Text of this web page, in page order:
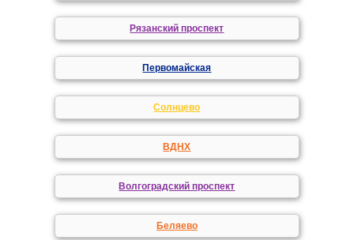
Рязанский проспект
Первомайская
Солнцево
ВДНХ
Волгоградский проспект
Беляево